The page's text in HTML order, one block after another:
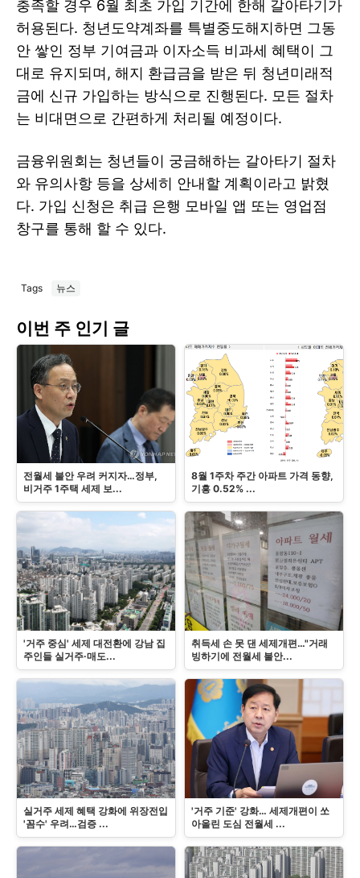
충족할 경우 6월 최초 가입 기간에 한해 갈아타기가
허용된다. 청년도약계좌를 특별중도해지하면 그동
안 쌓인 정부 기여금과 이자소득 비과세 혜택이 그
대로 유지되며, 해지 환급금을 받은 뒤 청년미래적
금에 신규 가입하는 방식으로 진행된다. 모든 절차
는 비대면으로 간편하게 처리될 예정이다.
금융위원회는 청년들이 궁금해하는 갈아타기 절차
와 유의사항 등을 상세히 안내할 계획이라고 밝혔
다. 가입 신청은 취급 은행 모바일 앱 또는 영업점
창구를 통해 할 수 있다.
Tags 뉴스
이번 주 인기 글
전월세 불안 우려 커지자…정부,
비거주 1주택 세제 보...
8월 1주차 주간 아파트 가격 동향,
기흥 0.52% ...
'거주 중심' 세제 대전환에 강남 집
주인들 실거주·매도...
취득세 손 못 댄 세제개편…"거래
빙하기에 전월세 불안...
실거주 세제 혜택 강화에 위장전입
'꼼수' 우려…검증 ...
'거주 기준' 강화… 세제개편이 쏘
아올린 도심 전월세 ...